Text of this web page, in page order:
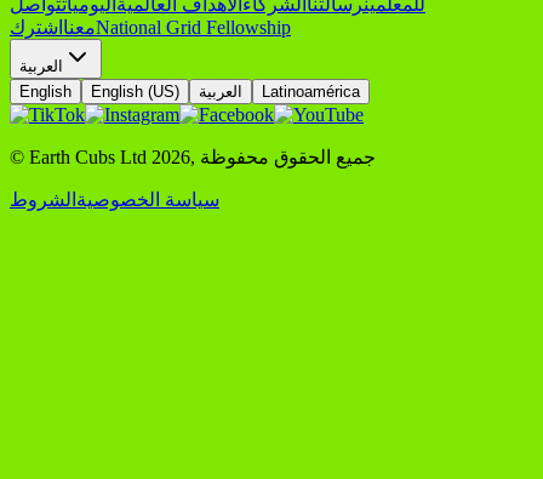
للمعلمينرسالتنا الشركاء الأهداف العالمية اليومياتتواصل
معنا اشترك National Grid Fellowship
العربية
English
English (US) العربية Latinoamérica
© Earth Cubs Ltd 2026, جميع الحقوق محفوظة
سياسة الخصوصية الشروط